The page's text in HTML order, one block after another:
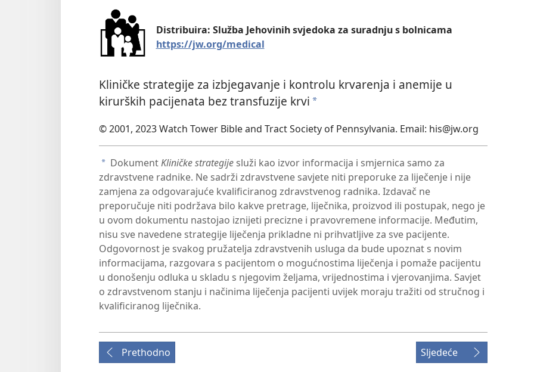
Distribuira: Služba Jehovinih svjedoka za suradnju s bolnicama
https://jw.org/medical
Kliničke strategije za izbjegavanje i kontrolu krvarenja i anemije u
kirurških pacijenata bez transfuzije krvi a
© 2001, 2023 Watch Tower Bible and Tract Society of Pennsylvania. Email: his@jw.org
a DokumentKliničke strategije služi kao izvor informacija i smjernica samo za
zdravstvene radnike. Ne sadrži zdravstvene savjete niti preporuke za liječenje i nije
zamjena za odgovarajuće kvalificiranog zdravstvenog radnika. Izdavač ne
preporučuje niti podržava bilo kakve pretrage, liječnika, proizvod ili postupak, nego je
u ovom dokumentu nastojao iznijeti precizne i pravovremene informacije. Međutim,
nisu sve navedene strategije liječenja prikladne ni prihvatljive za sve pacijente.
Odgovornost je svakog pružatelja zdravstvenih usluga da bude upoznat s novim
informacijama, razgovara s pacijentom o mogućnostima liječenja i pomaže pacijentu
u donošenju odluka u skladu s njegovim željama, vrijednostima i vjerovanjima. Savjet
o zdravstvenom stanju i načinima liječenja pacijenti uvijek moraju tražiti od stručnog i
kvalificiranog liječnika.
Prethodno Sljedeće